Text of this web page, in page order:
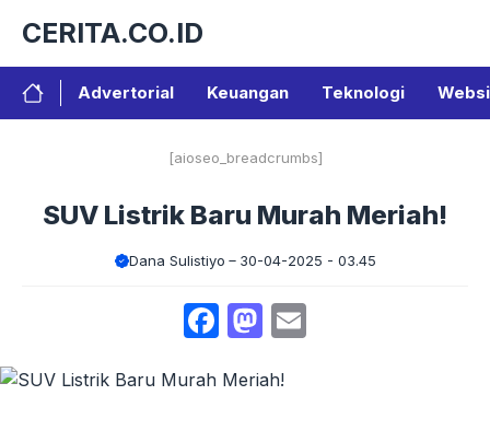
isi
CERITA.CO.ID
Advertorial Keuangan Teknologi
[aioseo_breadcrumbs]
SUV Listrik Baru Murah Meriah!
Dana Sulistiyo 30-04-2025 - 03.45
Facebook
Mastodon